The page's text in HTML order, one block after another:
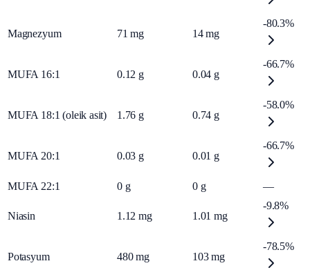
Magnezyum 71 mg 14 mg
-80.3%
MUFA 16:1 0.12 g 0.04 g
-66.7%
MUFA 18:1 (oleik asit) 1.76 g 0.74 g
-58.0%
MUFA 20:1 0.03 g 0.01 g
-66.7%
MUFA 22:1 0 g 0 g —
Niasin 1.12 mg 1.01 mg
-9.8%
Potasyum 480 mg 103 mg
-78.5%